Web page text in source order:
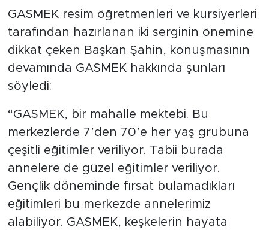
GASMEK resim öğretmenleri ve kursiyerleri
tarafından hazırlanan iki serginin önemine
dikkat çeken Başkan Şahin, konuşmasının
devamında GASMEK hakkında şunları
söyledi:
“GASMEK, bir mahalle mektebi. Bu
merkezlerde 7’den 70’e her yaş grubuna
çeşitli eğitimler veriliyor. Tabii burada
annelere de güzel eğitimler veriliyor.
Gençlik döneminde fırsat bulamadıkları
eğitimleri bu merkezde annelerimiz
alabiliyor. GASMEK, keşkelerin hayata